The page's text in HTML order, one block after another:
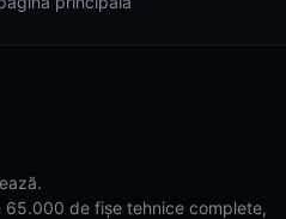
de fișe tehnice complete,